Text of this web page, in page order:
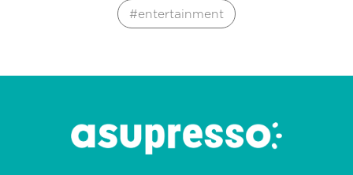
entertainment